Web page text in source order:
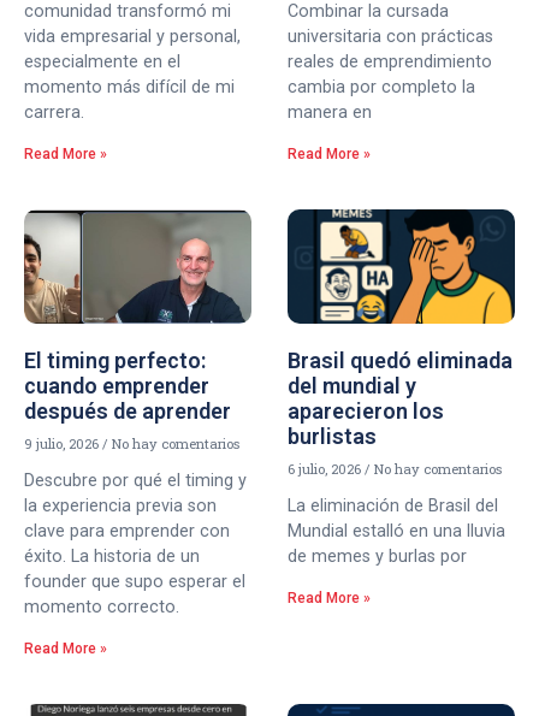
comunidad transformó mi
vida empresarial y personal,
especialmente en el
momento más difícil de mi
carrera.
Read More »
Combinar la cursada
universitaria con prácticas
reales de emprendimiento
cambia por completo la
manera en
Read More »
El timing perfecto:
cuando emprender
después de aprender
9 julio, 2026 No hay comentarios
Descubre por qué el timing y
la experiencia previa son
clave para emprender con
éxito. La historia de un
founder que supo esperar el
momento correcto.
Read More »
Brasil quedó eliminada
del mundial y
aparecieron los
burlistas
6 julio, 2026 No hay comentarios
La eliminación de Brasil del
Mundial estalló en una lluvia
de memes y burlas por
Read More »